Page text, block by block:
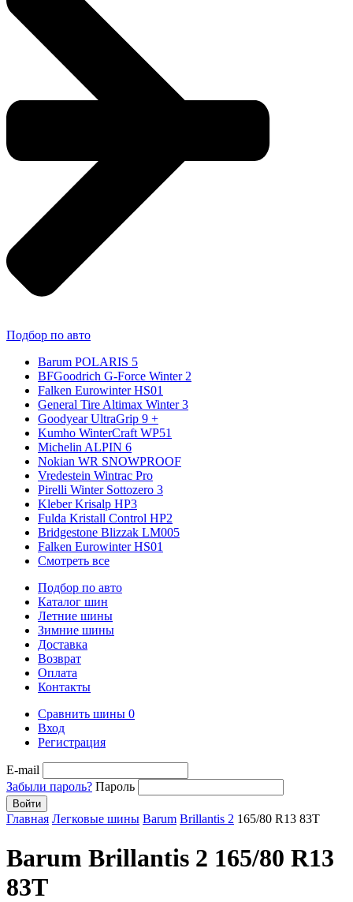
Подбор по авто
Barum POLARIS 5
BFGoodrich G-Force Winter 2
Falken Eurowinter HS01
General Tire Altimax Winter 3
Goodyear UltraGrip 9 +
Kumho WinterCraft WP51
Michelin ALPIN 6
Nokian WR SNOWPROOF
Vredestein Wintrac Pro
Pirelli Winter Sottozero 3
Kleber Krisalp HP3
Fulda Kristall Control HP2
Bridgestone Blizzak LM005
Falken Eurowinter HS01
Смотреть все
Подбор по авто
Каталог шин
Летние шины
Зимние шины
Доставка
Возврат
Оплата
Контакты
Сравнить шины 0
Вход
Регистрация
E-mail
Забыли пароль? Пароль
Войти
Главная Легковые шины Barum Brillantis 2 165/80 R13 83T
Barum Brillantis 2 165/80 R13
83T